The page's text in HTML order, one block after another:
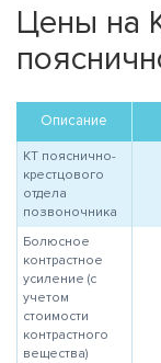
Цены на
Описание
КТ пояснично-
крестцового
отдела
позвоночника
Болюсное
контрастное
усиление (с
учетом
стоимости
контрастного
вещества)